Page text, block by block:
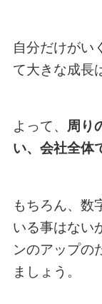
自分だけがい
て大きな成長
よって、 周り
い、会社全体
もちろん、数
いる事はない
ンのアップの
ましょう。